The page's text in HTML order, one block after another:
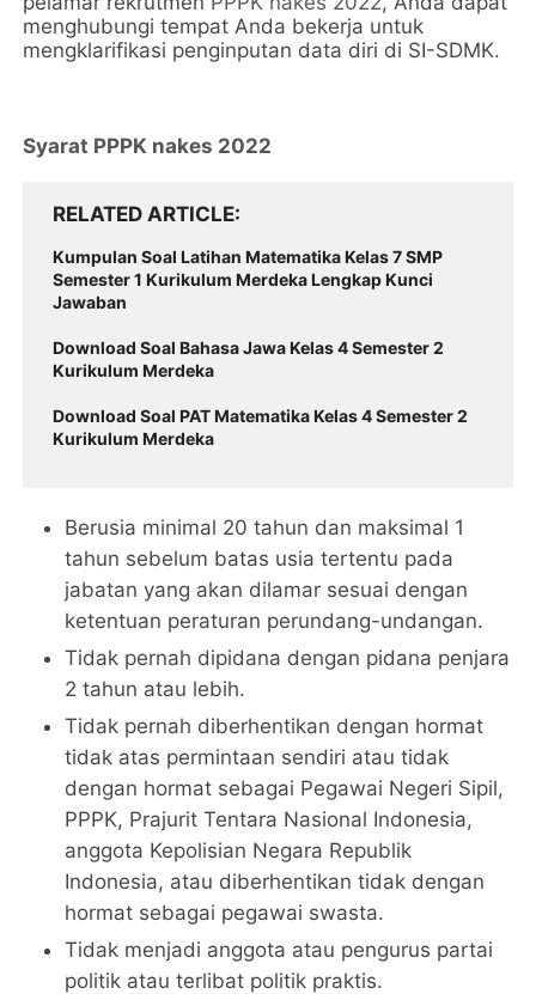
menghubungi tempat Anda bekerja untuk
mengklarifikasi penginputan data diri di SI-SDMK.
Syarat PPPK nakes 2022
RELATED ARTICLE
Kumpulan Soal Latihan Matematika Kelas 7 SMP
Semester 1 Kurikulum Merdeka Lengkap Kunci
Jawaban
Download Soal Bahasa Jawa Kelas 4 Semester 2
Kurikulum Merdeka
Download Soal PAT Matematika Kelas 4 Semester 2
Kurikulum Merdeka
Berusia minimal 20 tahun dan maksimal 1
tahun sebelum batas usia tertentu pada
jabatan yang akan dilamar sesuai dengan
ketentuan peraturan perundang-undangan.
Tidak pernah dipidana dengan pidana penjara
2 tahun atau lebih.
Tidak pernah diberhentikan dengan hormat
tidak atas permintaan sendiri atau tidak
dengan hormat sebagai Pegawai Negeri Sipil,
PPPK, Prajurit Tentara Nasional Indonesia,
anggota Kepolisian Negara Republik
Indonesia, atau diberhentikan tidak dengan
hormat sebagai pegawai swasta.
Tidak menjadi anggota atau pengurus partai
politik atau terlibat politik praktis.